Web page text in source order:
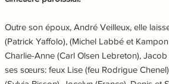
Outre son époux, André Veilleux, elle
(Patrick Yaffolo), (Michel Labbé et
Charlie-Anne (Carl Olsen Lebreton),
ses sœurs: feux Lise (feu Rodrigue